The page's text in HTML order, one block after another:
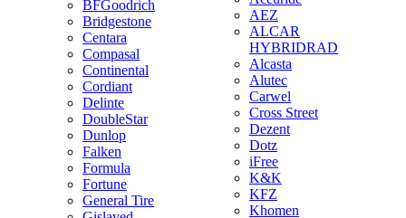
BFGoodrich
Bridgestone
Centara
Compasal
Continental
Cordiant
Delinte
DoubleStar
Dunlop
Falken
Formula
Fortune
General Tire
AEZ
ALCAR
HYBRIDRAD
Alcasta
Alutec
Carwel
Cross Street
Dezent
Dotz
iFree
K&K
KFZ
Khomen